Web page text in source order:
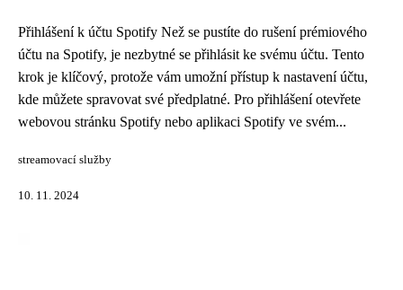
Přihlášení k účtu Spotify Než se pustíte do rušení prémiového
účtu na Spotify, je nezbytné se přihlásit ke svému účtu. Tento
krok je klíčový, protože vám umožní přístup k nastavení účtu,
kde můžete spravovat své předplatné. Pro přihlášení otevřete
webovou stránku Spotify nebo aplikaci Spotify ve svém...
streamovací služby
10. 11. 2024